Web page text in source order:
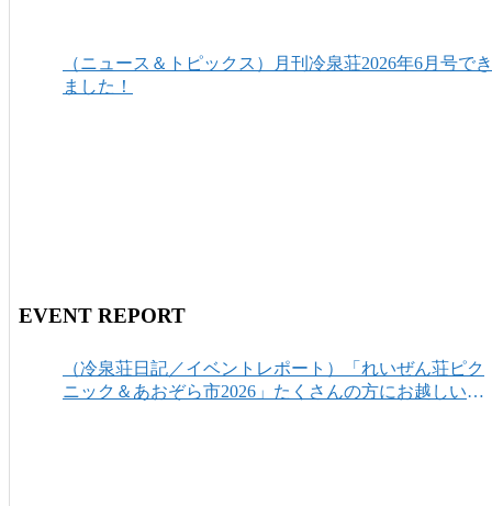
（ニュース＆トピックス）月刊冷泉荘2026年6月号でき
ました！
EVENT REPORT
（冷泉荘日記／イベントレポート）「れいぜん荘ピク
ニック＆あおぞら市2026」たくさんの方にお越しいた